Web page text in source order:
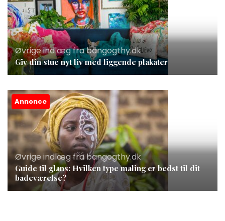
Øvrige indlæg fra bangogthy.dk
Giv din stue nyt liv med liggende plakater
Annonce
Øvrige indlæg fra bangogthy.dk
Guide til glans: Hvilken type maling er bedst til dit
badeværelse?